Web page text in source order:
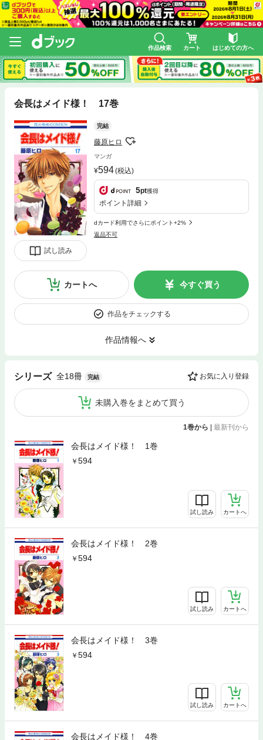
作品検索 カート はじめての方へ
会長はメイド様！ 17巻
試し読み
完結
藤原ヒロ
マンガ
594(税込)
5pt獲得
ポイント詳細
dカード利用でさらにポイント+2%
返品不可
カートへ 今すぐ買う
作品をチェックする
作品情報へ
シリーズ 全18冊 完結 お気に入り登録
未購入巻をまとめて買う
1巻から 最新刊から
会長はメイド様！ 1巻
594
試し読み カートへ
会長はメイド様！ 2巻
594
試し読み カートへ
会長はメイド様！ 3巻
594
試し読み カートへ
会長はメイド様！ 4巻